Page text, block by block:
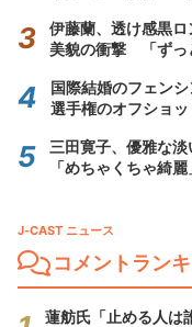
伊藤蘭、透け感黒
美貌の衝撃 「ずっ
国際結婚のフェン
選手権のオフショ
三田寛子、優雅な
「めちゃくちゃ綺
J-CAST ニュース
コメントラン
蓮舫氏「止める人は